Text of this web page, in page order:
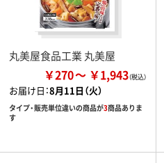
丸美屋食品工業 丸美屋
￥270 ￥1,943
お届け日：8月11日（火）
タイプ・販売単位違いの商品が3商品ありま
す